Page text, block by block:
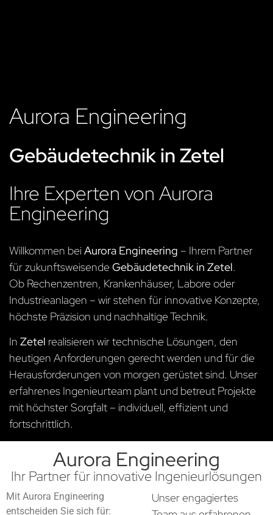
Aurora Engineering
Gebäudetechnik in Zetel
Ihre Experten von Aurora
Engineering
Willkommen beiAurora Engineering – Ihrem Partner
für zukunftsweisendeGebäudetechnik in Zetel.
Ob Rechenzentren, Krankenhäuser, Labore oder
Industrieanlagen – wir stehen für innovative Konzepte,
höchste Präzision und nachhaltige Technik.
In Zetel realisieren wir technische Lösungen, den
heutigen Anforderungen gerecht werden und für die
Herausforderungen von morgen gerüstet sind. Unser
erfahrenes Ingenieurteam plant und betreut Projekte
mit höchster Sorgfalt – individuell, effizient und
fortschrittlich.
Aurora Engineering
Ihr Partner für innovative Ingenieurlösungen
Mit Aurora Engineering
entscheiden Sie sich für:
Unser engagiertes